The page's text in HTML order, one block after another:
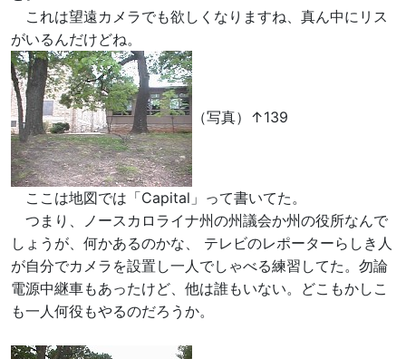
これは望遠カメラでも欲しくなりますね、真ん中にリス
がいるんだけどね。
（写真）↑139
ここは地図では「Capital」って書いてた。
つまり、ノースカロライナ州の州議会か州の役所なんで
しょうが、何かあるのかな、 テレビのレポーターらしき人
が自分でカメラを設置し一人でしゃべる練習してた。勿論
電源中継車もあったけど、他は誰もいない。どこもかしこ
も一人何役もやるのだろうか。